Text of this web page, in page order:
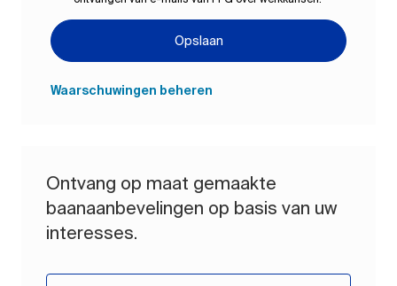
Opslaan
Waarschuwingen beheren
Ontvang op maat gemaakte
baanaanbevelingen op basis van uw
interesses.